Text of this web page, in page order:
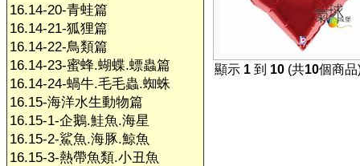
16.14-20-青蛙篇
16.14-21-狐狸篇
16.14-22-鳥類篇
16.14-23-蜜蜂.蝴蝶.螵蟲篇
16.14-24-蝸牛.毛毛蟲.蜘蛛
16.15-海洋水生動物篇
16.15-1-企鵝.鮭魚.海星
16.15-2-鯊魚.海豚.鯨魚
16.15-3-熱帶魚類.小丑魚
顯示 1 到 10 (共10個商品